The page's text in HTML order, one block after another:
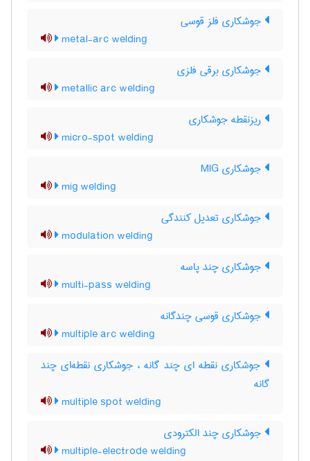
جوشکاری فلز قوسی
metal-arc welding
جوشکاری برقی فلزی
metallic arc welding
ریزنقطه جوشکاری
micro-spot welding
جوشکاری MIG
mig welding
جوشکاری تعدیل کنندگی
modulation welding
جوشکاری چند پاسه
multi-pass welding
جوشکاری قوسی چندگانه
multiple arc welding
جوشکاری نقطه ای چند گانه ، جوشکاری نقطه‌ای چند
گانه
multiple spot welding
جوشکاری چند الکترودی
multiple-electrode welding